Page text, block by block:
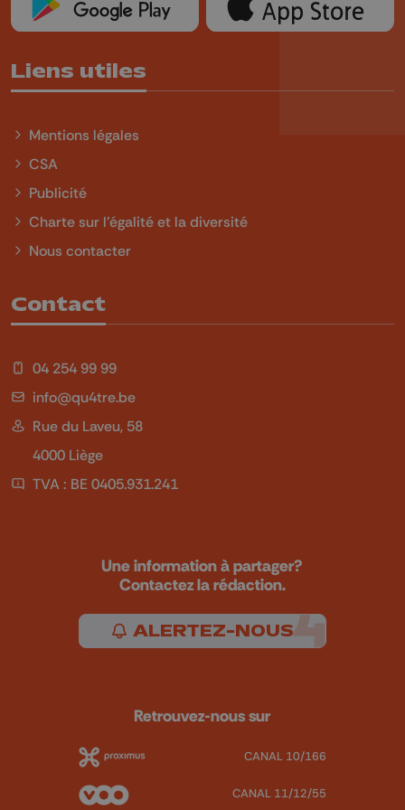
Liens utiles
Mentions légales
CSA
Publicité
Charte sur l'égalité et la diversité
Nous contacter
Contact
04 254 99 99
info@qu4tre.be
Rue du Laveu, 58
4000 Liège
TVA : BE 0405.931.241
Une information à partager?
Contactez la rédaction.
ALERTEZ-NOUS
Retrouvez-nous sur
CANAL 10/166
CANAL 11/12/55